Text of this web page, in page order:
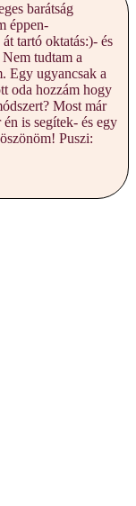
barátság
éppen-
tartó oktatás:)- és
tudtam a
Egy ugyancsak a
oda hozzám hogy
Most már
is segítek- és egy
Puszi: